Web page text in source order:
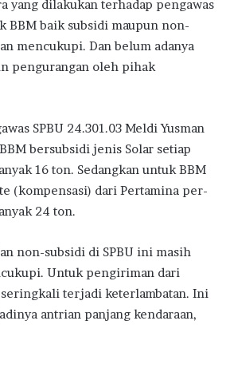
yang dilakukan terhadap pengawas
BBM baik subsidi maupun non-
mencukupi. Dan belum adanya
pengurangan oleh pihak
SPBU 24.301.03 Meldi Yusman
bersubsidi jenis Solar setiap
16 ton. Sedangkan untuk BBM
(kompensasi) dari Pertamina per-
24 ton.
non-subsidi di SPBU ini masih
Untuk pengiriman dari
terjadi keterlambatan. Ini
antrian panjang kendaraan,